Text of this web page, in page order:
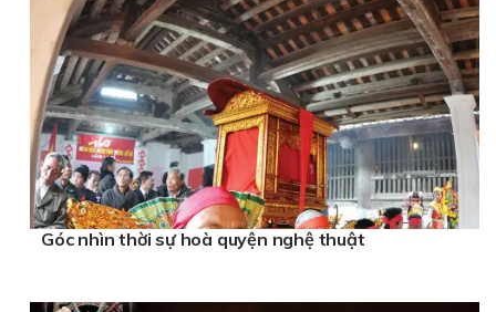
Góc nhìn thời sự hoà quyện nghệ thuật